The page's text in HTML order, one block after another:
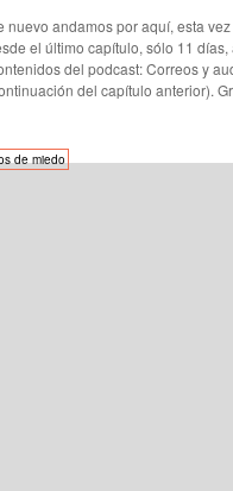
nuevo andamos por aquí, esta
el último capítulo, sólo 11
del podcast: Correos y
del capítulo anterior).
de miedo